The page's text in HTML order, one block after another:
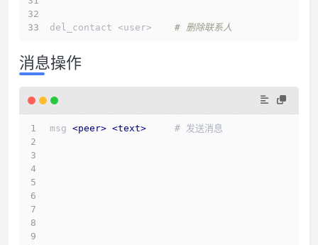
del_contact <user> # 删除联系人
消息操作
msg <peer> <text>
     # 发送消息